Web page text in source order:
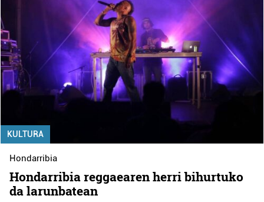
KULTURA
Hondarribia
Hondarribia reggaearen herri bihurtuko
da larunbatean